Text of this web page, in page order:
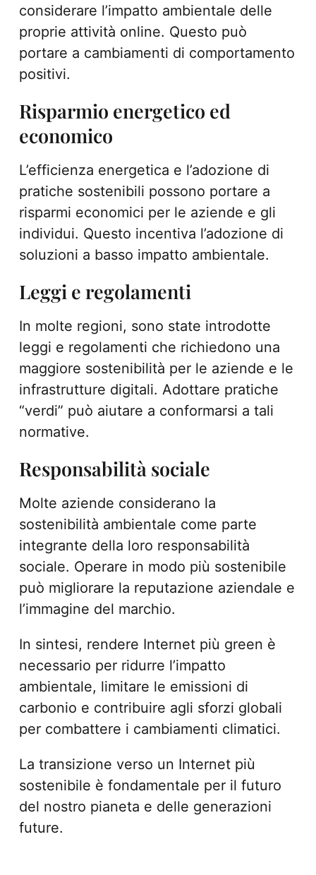
considerare l’impatto ambientale delle
proprie attività online. Questo può
portare a cambiamenti di comportamento
positivi.
Risparmio energetico ed
economico
L’efficienza energetica e l’adozione di
pratiche sostenibili possono portare a
risparmi economici per le aziende e gli
individui. Questo incentiva l’adozione di
soluzioni a basso impatto ambientale.
Leggi e regolamenti
In molte regioni, sono state introdotte
leggi e regolamenti che richiedono una
maggiore sostenibilità per le aziende e le
infrastrutture digitali. Adottare pratiche
“verdi” può aiutare a conformarsi a tali
normative.
Responsabilità sociale
Molte aziende considerano la
sostenibilità ambientale come parte
integrante della loro responsabilità
sociale. Operare in modo più sostenibile
può migliorare la reputazione aziendale e
l’immagine del marchio.
In sintesi, rendere Internet più green è
necessario per ridurre l’impatto
ambientale, limitare le emissioni di
carbonio e contribuire agli sforzi globali
per combattere i cambiamenti climatici.
La transizione verso un Internet più
sostenibile è fondamentale per il futuro
del nostro pianeta e delle generazioni
future.